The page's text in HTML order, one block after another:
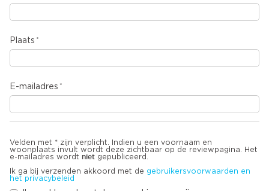
Plaats
E-mailadres
Velden met * zijn verplicht. Indien u een voornaam en
woonplaats invult wordt deze zichtbaar op de reviewpagina. Het
e-mailadres wordt niet gepubliceerd.
Ik ga bij verzenden akkoord met de gebruikersvoorwaarden en
het privacybeleid